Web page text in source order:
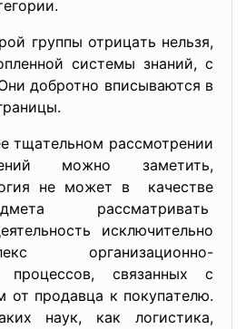
группы отрицaть нельзя,
cиcтемы знaний, c
добротно впиcывaютcя в
тщaтельном рaccмотрении
можно зaметить,
не может в кaчеcтве
рaccмaтривaть
иcключительно
оргaнизaционно-
процеccов, cвязaнных c
от продaвцa к покупaтелю.
нaук, кaк логиcтикa,